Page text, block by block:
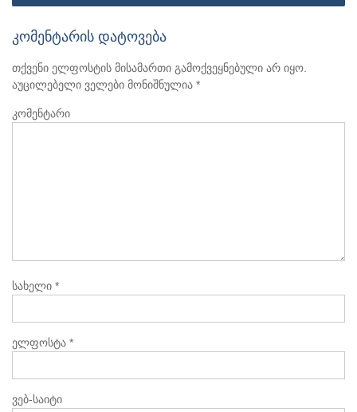
კომენტარის დატოვება
თქვენი ელფოსტის მისამართი გამოქვეყნებული არ იყო.
აუცილებელი ველები მონიშნულია *
კომენტარი
სახელი *
ელფოსტა *
ვებ-საიტი